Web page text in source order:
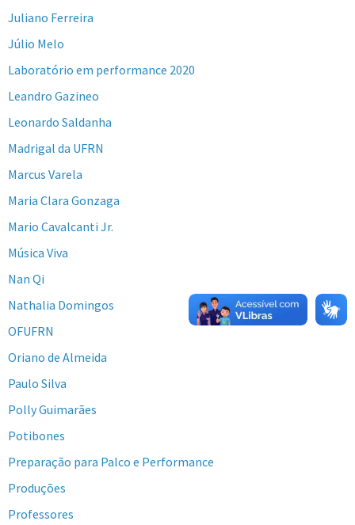
Juliano Ferreira
Júlio Melo
Laboratório em performance 2020
Leandro Gazineo
Leonardo Saldanha
Madrigal da UFRN
Marcus Varela
Maria Clara Gonzaga
Mario Cavalcanti Jr.
Música Viva
Nan Qi
Nathalia Domingos
OFUFRN
Oriano de Almeida
Paulo Silva
Polly Guimarães
Potibones
Preparação para Palco e Performance
Produções
Professores